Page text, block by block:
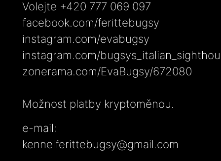
Volejte +420 777 069 097
facebook.com/ferittebugsy
instagram.com/evabugsy
instagram.com/
zonerama.com/EvaBugsy/672080
Možnost platby kryptoměnou.
e-mail:
kennelferittebugsy@gmail.com